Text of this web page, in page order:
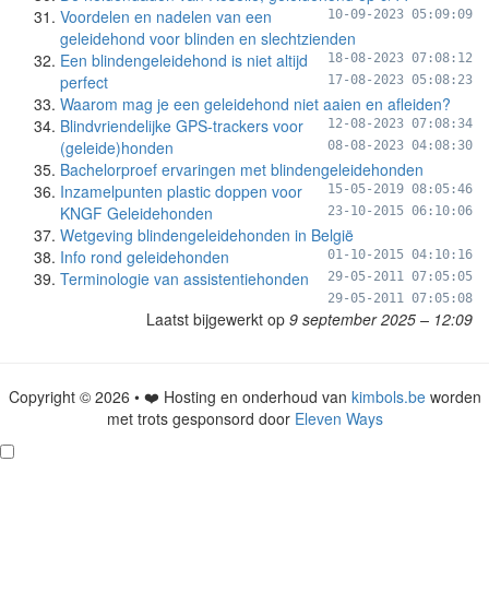
10-09-2023 05:09:09
Voordelen en nadelen van een
geleidehond voor blinden en slechtzienden
18-08-2023 07:08:12
Een blindengeleidehond is niet altijd
perfect
17-08-2023 05:08:23
Waarom mag je een geleidehond niet aaien en afleiden?
12-08-2023 07:08:34
Blindvriendelijke GPS-trackers voor
(geleide)honden
08-08-2023 04:08:30
Bachelorproef ervaringen met blindengeleidehonden
15-05-2019 08:05:46
Inzamelpunten plastic doppen voor
KNGF Geleidehonden
23-10-2015 06:10:06
Wetgeving blindengeleidehonden in België
01-10-2015 04:10:16
Info rond geleidehonden
29-05-2011 07:05:05
Terminologie van assistentiehonden
29-05-2011 07:05:08
Laatst bijgewerkt op 9 september 2025 – 12:09
Copyright © 2026 • ❤️ Hosting en onderhoud van kimbols.beworden
met trots gesponsord door Eleven Ways